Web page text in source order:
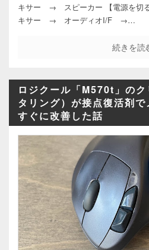
キサー → スピーカー 【電源を切
キサー → オーディオI/F →…
続きを読
ロジクール「M570t」の
タリング）が接点復活剤
すぐに改善した話